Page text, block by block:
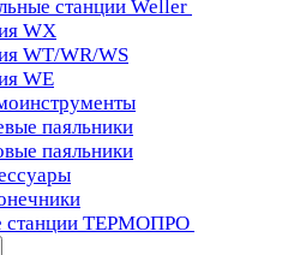
станции Weller
WX
WT/WR/WS
WE
паяльники
паяльники
станции ТЕРМОПРО